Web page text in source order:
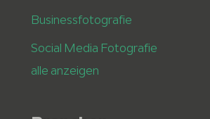
Businessfotografie
Social Media Fotografie
alle anzeigen